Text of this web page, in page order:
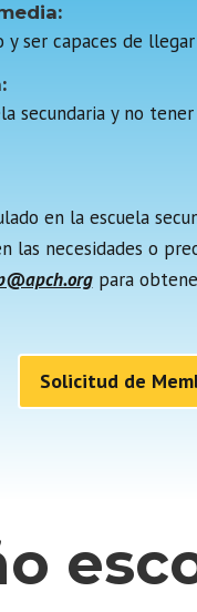
ser capaces de
secundaria y no
en la escuela
las necesidades o
para
Solicitud de